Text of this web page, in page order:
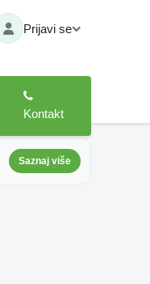
Prijavi se
Kontakt
Saznaj više